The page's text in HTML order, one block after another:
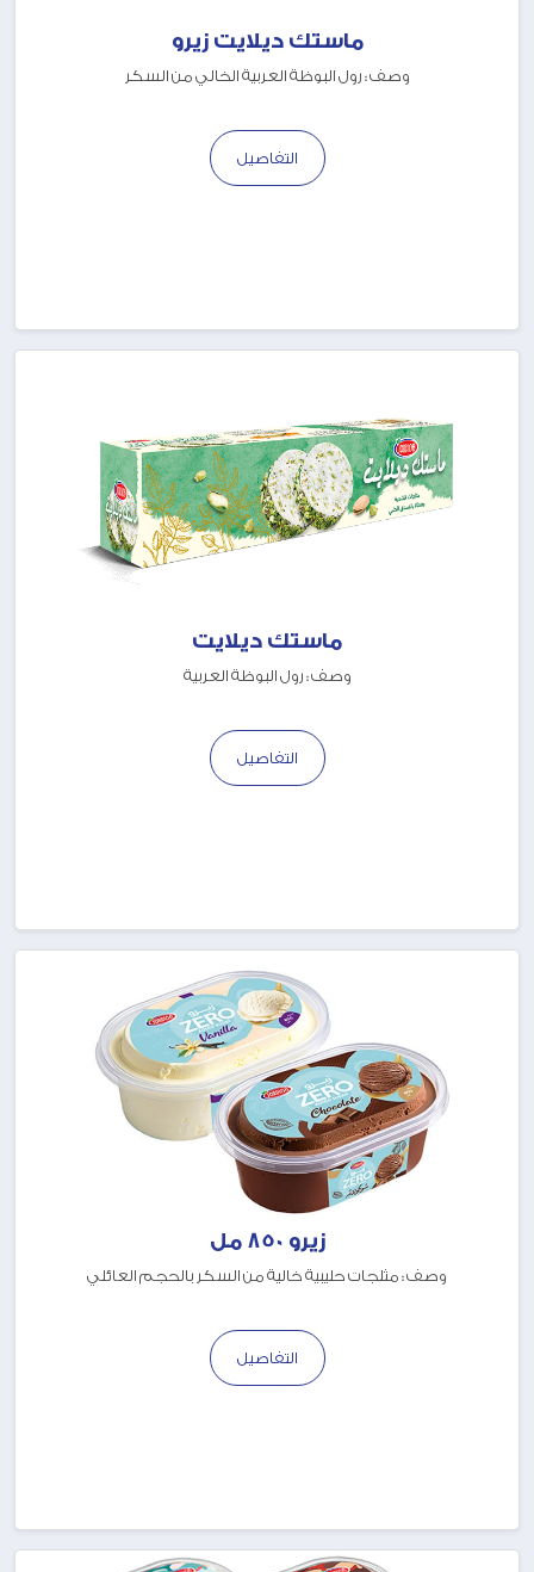
ماستك ديلايت زيرو
وصف : رول البوظة العربية الخالي من السكر
التفاصيل
ماستك ديلايت
وصف : رول البوظة العربية
التفاصيل
زيرو 850 مل
وصف : مثلجات حليبية خالية من السكر بالحجم العائلي
التفاصيل